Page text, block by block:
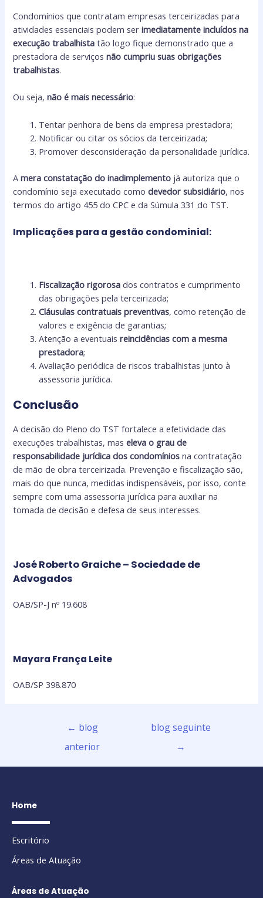
Condomínios que contratam empresas terceirizadas para
atividades essenciais podem serimediatamente incluídos na
execução trabalhista tão logo fique demonstrado que a
prestadora de serviçosnão cumpriu suas obrigações
trabalhistas.
Ou seja,não é mais necessário:
Tentar penhora de bens da empresa prestadora;
Notificar ou citar os sócios da terceirizada;
Promover desconsideração da personalidade jurídica.
Amera constatação do inadimplemento já autoriza que o
condomínio seja executado comodevedor subsidiário, nos
termos do artigo 455 do CPC e da Súmula 331 do TST.
Implicações para a gestão condominial:
Fiscalização rigorosa dos contratos e cumprimento
das obrigações pela terceirizada;
Cláusulas contratuais preventivas, como retenção de
valores e exigência de garantias;
Atenção a eventuaisreincidências com a mesma
prestadora;
Avaliação periódica de riscos trabalhistas junto à
assessoria jurídica.
Conclusão
A decisão do Pleno do TST fortalece a efetividade das
execuções trabalhistas, maseleva o grau de
responsabilidade jurídica dos condomínios na contratação
de mão de obra terceirizada. Prevenção e fiscalização são,
mais do que nunca, medidas indispensáveis, por isso, conte
sempre com uma assessoria jurídica para auxiliar na
tomada de decisão e defesa de seus interesses.
José Roberto Graiche – Sociedade de
Advogados
OAB/SP-J nº 19.608
Mayara França Leite
OAB/SP 398.870
← blog
anterior
blog seguinte
→
Home
Escritório
Áreas de Atuação
Áreas de Atuação